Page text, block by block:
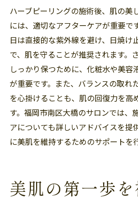
ハーブピーリングの施術後、肌の美
には、適切なアフターケアが重要で
日は直接的な紫外線を避け、日焼け
で、肌を守ることが推奨されます。
しっかり保つために、化粧水や美容
が重要です。また、バランスの取れ
を心掛けることも、肌の回復力を高
す。福岡市南区大橋のサロンでは、
アについても詳しいアドバイスを提
に美肌を維持するためのサポートを
美肌の第一歩